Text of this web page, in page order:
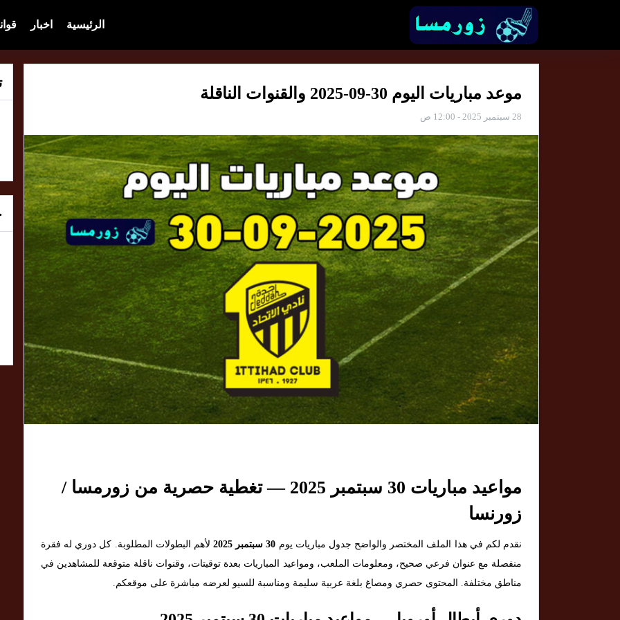
الرئيسية اخبار
موعد مباريات اليوم 30-09-2025 والقنوات الناقلة
28 سبتمبر 2025 - 12:00 ص
مواعيد مباريات 30 سبتمبر 2025 — تغطية حصرية من زورمسا /
زورنسا
نقدم لكم في هذا الملف المختصر والواضح جدول مباريات يوم 30 سبتمبر 2025
لأهم البطولات المطلوبة. كل دوري له فقرة
منفصلة مع عنوان فرعي صحيح، ومعلومات الملعب، ومواعيد المباريات بعدة توقيتات، وقنوات ناقلة متوقعة للمشاهدين في
مناطق مختلفة. المحتوى حصري ومصاغ بلغة عربية سليمة ومناسبة للسيو لعرضه مباشرة على موقعكم.